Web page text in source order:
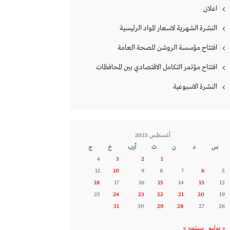
اعلان
النشرة الشهرية لاسعار المواد الرئيسية
افتتاح مؤسسة الروشن للصحة العامة
افتتاح مؤتمر التكامل الاقتصادي بين المحافظات
النشرة الاسبوعية
أغسطس 2023
س
د ن ث أرب خ
ج
1
2
3
4
5
6
7
8
9
10
11
12
13
14
15
16
17
18
19
20
21
22
23
24
25
26
27
28
29
30
31
« يوليو سبتمبر »